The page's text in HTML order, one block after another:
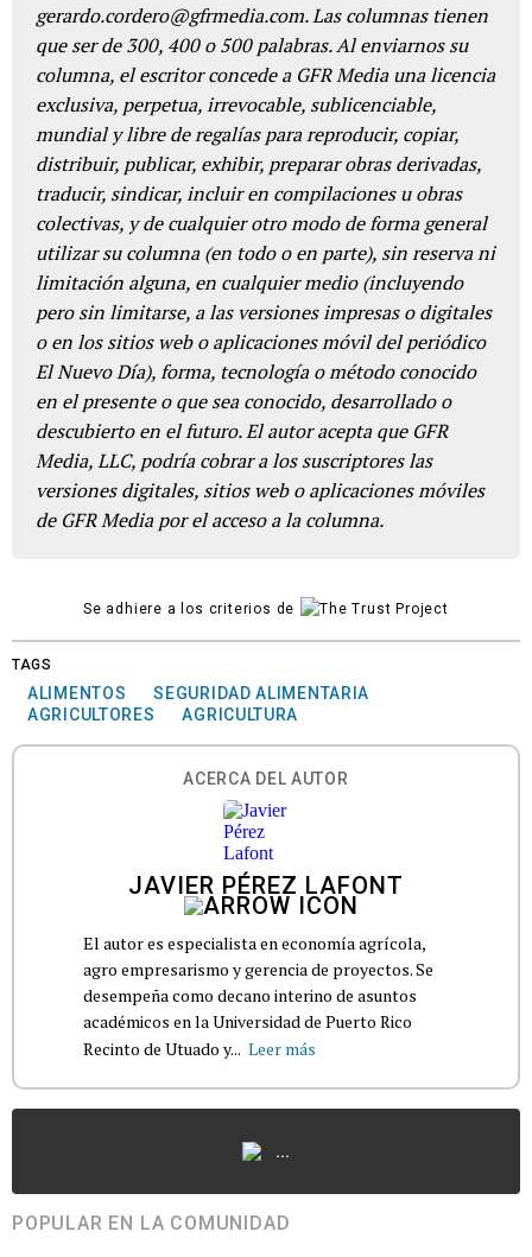
gerardo.cordero@gfrmedia.com. Las columnas tienen
que ser de 300, 400 o 500 palabras. Al enviarnos su
columna, el escritor concede a GFR Media una licencia
exclusiva, perpetua, irrevocable, sublicenciable,
mundial y libre de regalías para reproducir, copiar,
distribuir, publicar, exhibir, preparar obras derivadas,
traducir, sindicar, incluir en compilaciones u obras
colectivas, y de cualquier otro modo de forma general
utilizar su columna (en todo o en parte), sin reserva ni
limitación alguna, en cualquier medio (incluyendo
pero sin limitarse, a las versiones impresas o digitales
o en los sitios web o aplicaciones móvil del periódico
El Nuevo Día), forma, tecnología o método conocido
en el presente o que sea conocido, desarrollado o
descubierto en el futuro. El autor acepta que GFR
Media, LLC, podría cobrar a los suscriptores las
versiones digitales, sitios web o aplicaciones móviles
de GFR Media por el acceso a la columna.
Se adhiere a los criterios de
TAGS
ALIMENTOS
SEGURIDAD ALIMENTARIA
AGRICULTORES
AGRICULTURA
ACERCA DEL AUTOR
JAVIER PÉREZ LAFONT
El autor es especialista en economía agrícola,
agro empresarismo y gerencia de proyectos. Se
desempeña como decano interino de asuntos
académicos en la Universidad de Puerto Rico
Recinto de Utuado y... Leer más
...
POPULAR EN LA COMUNIDAD